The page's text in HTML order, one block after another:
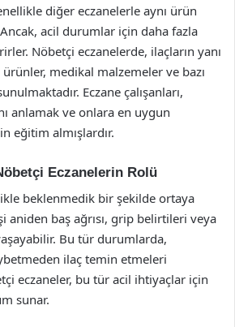
diğer eczanelerle aynı ürün
acil durumlar için daha fazla
Nöbetçi eczanelerde, ilaçların yanı
ürünler, medikal malzemeler ve bazı
Eczane çalışanları,
anlamak ve onlara en uygun
eğitim almışlardır.
Eczanelerin Rolü
beklenmedik bir şekilde ortaya
aniden baş ağrısı, grip belirtileri veya
Bu tür durumlarda,
ilaç temin etmeleri
eczaneler, bu tür acil ihtiyaçlar için
sunar.